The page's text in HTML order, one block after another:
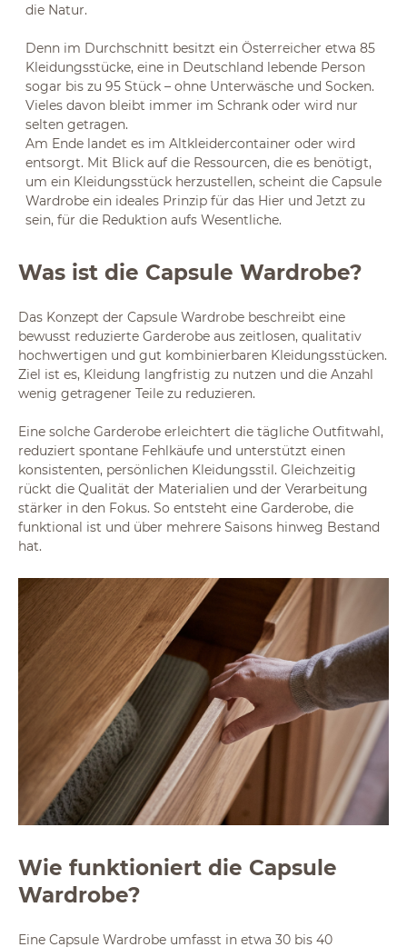
die Natur.
Denn im Durchschnitt besitzt ein Österreicher etwa 85
Kleidungsstücke, eine in Deutschland lebende Person
sogar bis zu 95 Stück – ohne Unterwäsche und Socken.
Vieles davon bleibt immer im Schrank oder wird nur
selten getragen.
Am Ende landet es im Altkleidercontainer oder wird
entsorgt. Mit Blick auf die Ressourcen, die es benötigt,
um ein Kleidungsstück herzustellen, scheint die Capsule
Wardrobe ein ideales Prinzip für das Hier und Jetzt zu
sein, für die Reduktion aufs Wesentliche.
Was ist die Capsule Wardrobe?
Das Konzept der Capsule Wardrobe beschreibt eine
bewusst reduzierte Garderobe aus zeitlosen, qualitativ
hochwertigen und gut kombinierbaren Kleidungsstücken.
Ziel ist es, Kleidung langfristig zu nutzen und die Anzahl
wenig getragener Teile zu reduzieren.
Eine solche Garderobe erleichtert die tägliche Outfitwahl,
reduziert spontane Fehlkäufe und unterstützt einen
konsistenten, persönlichen Kleidungsstil. Gleichzeitig
rückt die Qualität der Materialien und der Verarbeitung
stärker in den Fokus. So entsteht eine Garderobe, die
funktional ist und über mehrere Saisons hinweg Bestand
hat.
Wie funktioniert die Capsule
Wardrobe?
Eine Capsule Wardrobe umfasst in etwa 30 bis 40